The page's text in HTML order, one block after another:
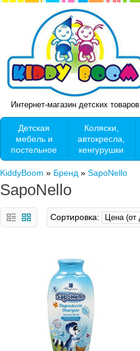
Интернет-магазин детских товаров
Детская
мебель и
постельное
Коляски,
автокресла,
кенгурушки
KiddyBoom » Бренд » SapoNello
SapoNello
Сортировка: